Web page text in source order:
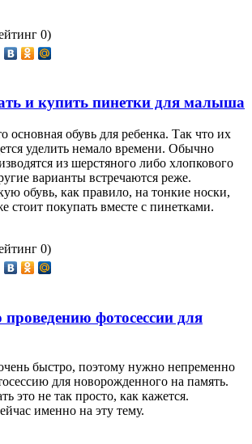
0)
и купить пинетки для малыша
основная обувь для ребенка. Так что их
уделить немало времени. Обычно
из шерстяного либо хлопкового
варианты встречаются реже.
обувь, как правило, на тонкие носки,
стоит покупать вместе с пинетками.
0)
фотосессии для
быстро, поэтому нужно непременно
для новорожденного на память.
это не так просто, как кажется.
именно на эту тему.